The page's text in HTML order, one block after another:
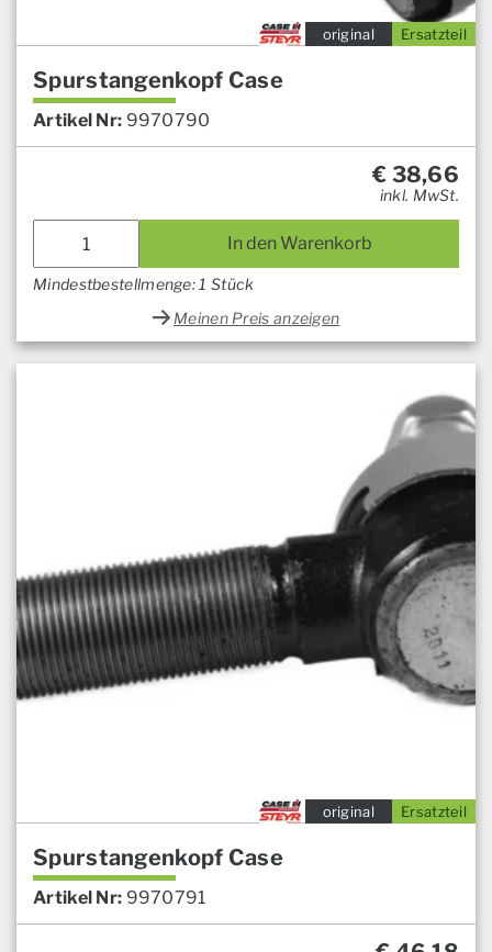
Ersatzteil
original
Spurstangenkopf Case
Artikel Nr: 9970790
€ 38,66
inkl. MwSt.
In den Warenkorb
Mindestbestellmenge: 1 Stück
Meinen Preis anzeigen
Ersatzteil
original
Spurstangenkopf Case
Artikel Nr: 9970791